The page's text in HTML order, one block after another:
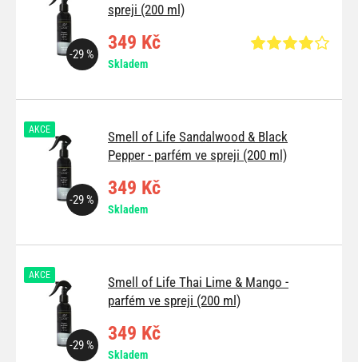
spreji (200 ml)
-29 %
349 Kč
Skladem
Smell of Life Sandalwood & Black
Pepper - parfém ve spreji (200 ml)
-29 %
AKCE
349 Kč
Skladem
Smell of Life Thai Lime & Mango -
parfém ve spreji (200 ml)
-29 %
AKCE
349 Kč
Skladem